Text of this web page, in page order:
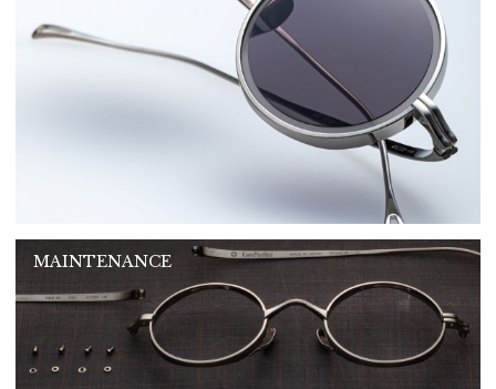
MAINTENANCE